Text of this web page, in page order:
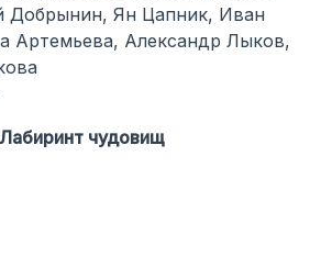
Добрынин, Ян Цапник, Иван
Артемьева, Александр Лыков,
чудовищ